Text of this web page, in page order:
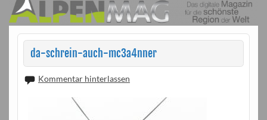
da-schrein-auch-mc3a4nner
Kommentar hinterlassen